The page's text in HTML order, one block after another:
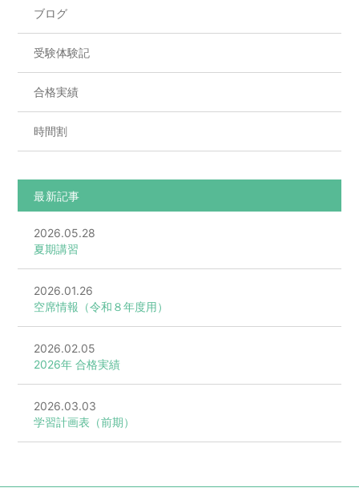
ブログ
受験体験記
合格実績
時間割
最新記事
2026.05.28
夏期講習
2026.01.26
空席情報（令和８年度用）
2026.02.05
2026年 合格実績
2026.03.03
学習計画表（前期）